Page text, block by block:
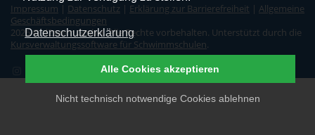
Datenschutzerklärung
Nicht technisch notwendige Cookies ablehnen
Alle Cookies akzeptieren
Impressum | Datenschutz | Erklärung zur Barrierefreiheit | Allgemeine
Geschäftsbedingungen
2026 © d2swim GmbH. Alle Rechte vorbehalten. Unterstützt durch die
Kursverwaltungssoftware für Schwimmschulen.